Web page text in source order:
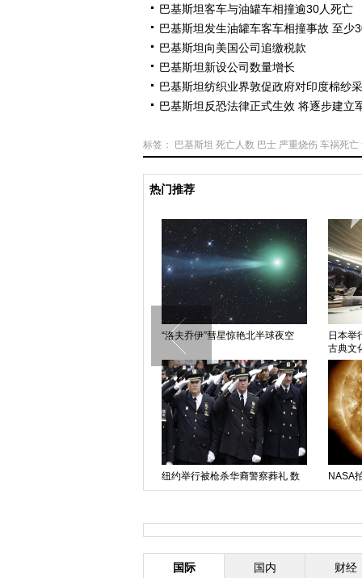
巴基斯坦客车与油罐车相撞逾30人死亡
巴基斯坦发生油罐车客车相撞事故 至少
巴基斯坦向美国公司追缴税款
巴基斯坦新设公司数量增长
巴基斯坦纺织业界敦促政府对印度棉纱
巴基斯坦反恐法律正式生效 将逐步建立
标签： 巴基斯坦 死亡人数 巴士 严重烧伤 车祸死亡
热门推荐
“洛夫乔伊”彗星惊艳北半球夜空
日本举
古典文
纽约举行被枪杀华裔警察葬礼 数
千警察民众参加
NASA
国际 国内 财经